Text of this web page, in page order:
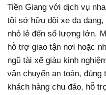
Tiền Giang với dịch vụ
tôi sở hữu đội xe đa
nhỏ lẻ đến số lượng lớn.
hỗ trợ giao tận nơi hoặc
ngũ tài xế giàu kinh
vận chuyển an toàn,
khách hàng chu đáo, hỗ